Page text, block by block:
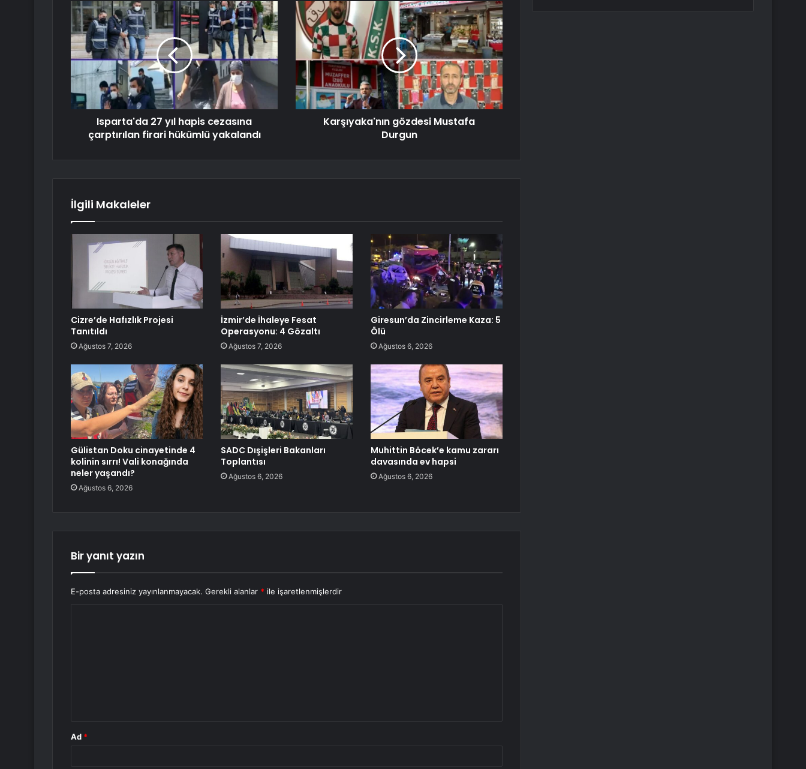
Isparta'da 27 yıl hapis cezasına
çarptırılan firari hükümlü yakalandı
Karşıyaka'nın gözdesi Mustafa
Durgun
İlgili Makaleler
Cizre’de Hafızlık Projesi
Tanıtıldı
Ağustos 7, 2026
İzmir’de İhaleye Fesat
Operasyonu: 4 Gözaltı
Ağustos 7, 2026
Giresun’da Zincirleme Kaza: 5
Ölü
Ağustos 6, 2026
Gülistan Doku cinayetinde 4
kolinin sırrı! Vali konağında
neler yaşandı?
Ağustos 6, 2026
SADC Dışişleri Bakanları
Toplantısı
Ağustos 6, 2026
Muhittin Böcek’e kamu zararı
davasında ev hapsi
Ağustos 6, 2026
Bir yanıt yazın
E-posta adresiniz yayınlanmayacak. Gerekli alanlar * ile işaretlenmişlerdir
Ad *